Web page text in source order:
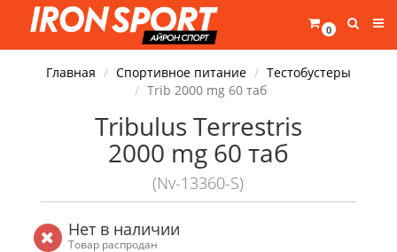
0
Главная Спортивное питание
Тестобустеры
Trib 2000 mg 60 таб
Tribulus Terrestris
2000 mg 60 таб
(Nv-13360-S)
Нет в наличии
Товар распродан